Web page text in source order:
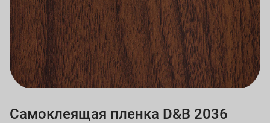
Самоклеящая пленка D&B 2036